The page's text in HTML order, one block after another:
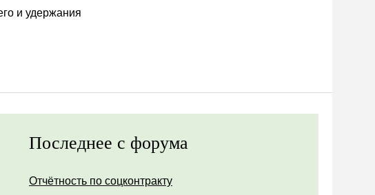
и удержания
Последнее с форума
Отчётность по соцконтракту